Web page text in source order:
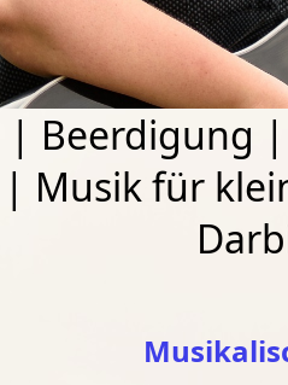
| Beerdigung |
| Musik für